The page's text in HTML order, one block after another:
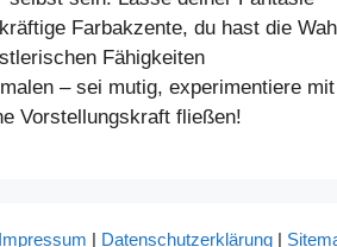
Farbakzente, du hast die
Fähigkeiten
– sei mutig, experimentiere mit
Vorstellungskraft fließen!
Impressum | Datenschutzerklärung |